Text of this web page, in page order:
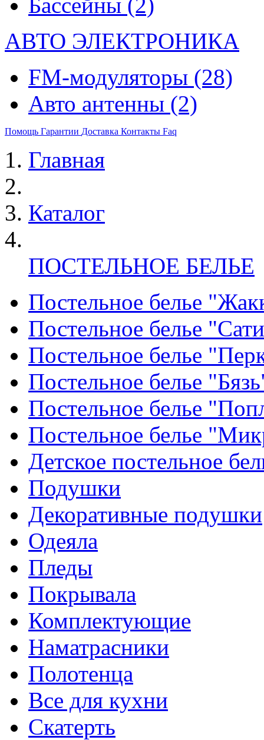
АВТО ЭЛЕКТРОНИКА
FM-модуляторы (28)
Авто антенны (2)
Помощь Гарантии Доставка Контакты Faq
Главная
Каталог
ПОСТЕЛЬНОЕ БЕЛЬЕ
Постельное белье
Постельное белье
Постельное белье
Постельное белье
Постельное белье
Постельное белье
Детское постельное
Подушки
Декоративные подушки
Одеяла
Пледы
Покрывала
Комплектующие
Наматрасники
Полотенца
Все для кухни
Скатерть